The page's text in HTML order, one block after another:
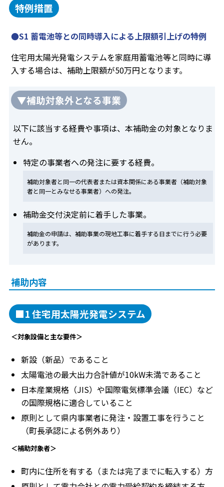
特例措置
●S1 蓄電池等との同時導入による上限額引上げの特例
住宅用太陽光発電システムを家庭用蓄電池等と同時に導
入する場合は、補助上限額が50万円となります。
▼補助対象外となる事業
以下に該当する経費や事項は、本補助金の対象となりま
せん。
特定の事業者への発注に要する経費。
補助対象者と同一の代表者または資本関係にある事業者（補助対象
者と同一とみなせる事業者）への発注。
補助金交付決定前に着手した事業。
補助金の申請は、補助事業の現地工事に着手する日までに行う必要
があります。
補助内容
■1 住宅用太陽光発電システム
＜対象設備と主な要件＞
新設（新品）であること
太陽電池の最大出力合計値が10kW未満であること
日本産業規格（JIS）や国際電気標準会議（IEC）など
の国際規格に適合していること
原則として県内事業者に発注・設置工事を行うこと
（町長承認による例外あり）
＜補助対象者＞
町内に住所を有する（または完了までに転入する）方